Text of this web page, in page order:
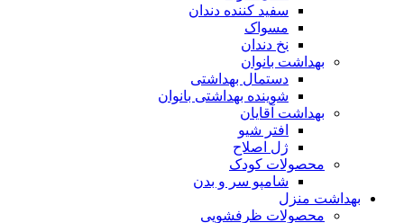
سفید کننده دندان
مسواک
نخ دندان
بهداشت بانوان
دستمال بهداشتی
شوینده بهداشتی بانوان
بهداشت آقایان
افتر شیو
ژل اصلاح
محصولات کودک
شامپو سر و بدن
بهداشت منزل
محصولات ظرفشویی